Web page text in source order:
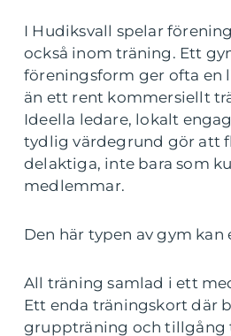
I Hudiksvall spelar
också inom träning. Ett
föreningsform ger ofta en
än ett rent kommersiellt
Ideella ledare, lokalt
tydlig värdegrund gör att
delaktiga, inte bara som
medlemmar.
Den här typen av gym kan
All träning samlad i ett
Ett enda träningskort där
gruppträning och tillgång